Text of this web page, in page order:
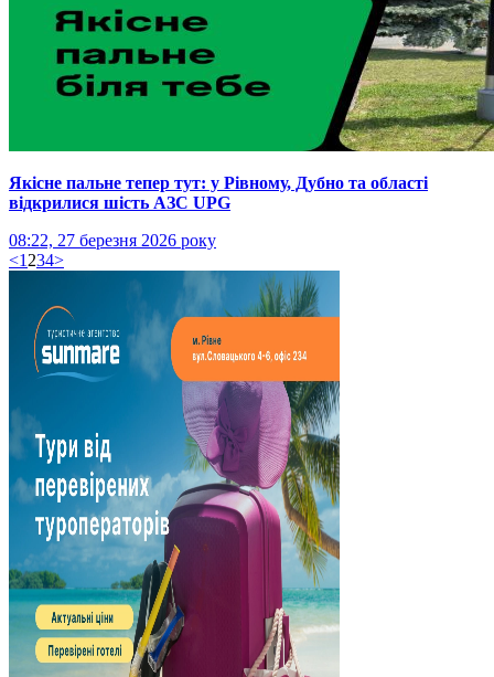
Якісне пальне тепер тут: у Рівному, Дубно та області
відкрилися шість АЗС UPG
08:22, 27 березня 2026 року
<1 234>